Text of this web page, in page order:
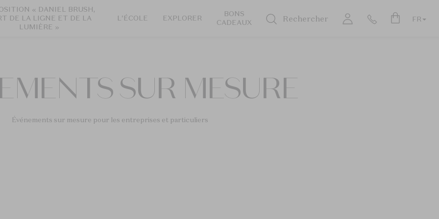
« DANIEL BRUSH,
DE LA LIGNE ET DE LA
LUMIÈRE »
L'ÉCOLE EXPLORER
BONS
CADEAUX
Rechercher FR
SUR MESURE
Événements sur mesure pour les entreprises et particuliers